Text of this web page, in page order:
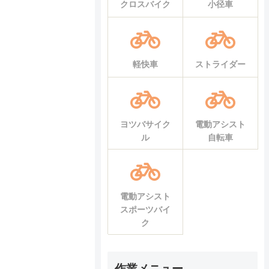
クロスバイク 小径車
軽快車 ストライダー
ヨツバサイク
ル
電動アシスト
自転車
電動アシスト
スポーツバイ
ク